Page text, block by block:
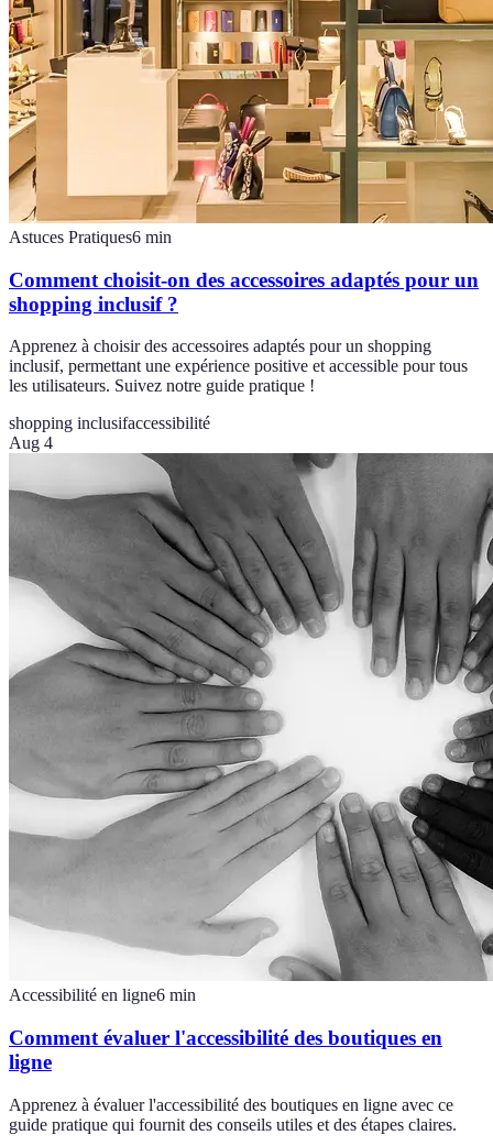
Astuces Pratiques6 min
Comment choisit-on des accessoires adaptés pour un
shopping inclusif ?
Apprenez à choisir des accessoires adaptés pour un shopping
inclusif, permettant une expérience positive et accessible pour tous
les utilisateurs. Suivez notre guide pratique !
shopping inclusifaccessibilité
Aug 4
Accessibilité en ligne6 min
Comment évaluer l'accessibilité des boutiques en
ligne
Apprenez à évaluer l'accessibilité des boutiques en ligne avec ce
guide pratique qui fournit des conseils utiles et des étapes claires.